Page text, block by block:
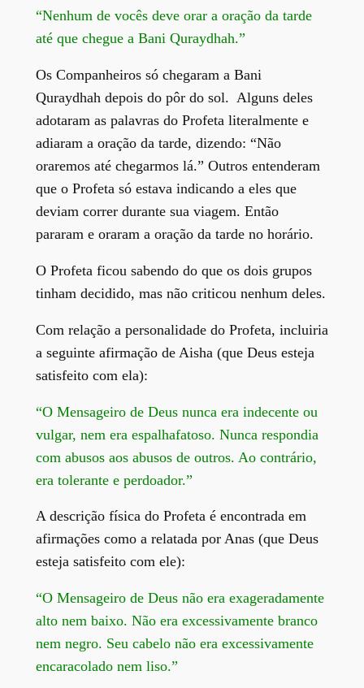
“Nenhum de vocês deve orar a oração da tarde
até que chegue a Bani Quraydhah.”
Os Companheiros só chegaram a Bani
Quraydhah depois do pôr do sol. Alguns deles
adotaram as palavras do Profeta literalmente e
adiaram a oração da tarde, dizendo: “Não
oraremos até chegarmos lá.” Outros entenderam
que o Profeta só estava indicando a eles que
deviam correr durante sua viagem. Então
pararam e oraram a oração da tarde no horário.
O Profeta ficou sabendo do que os dois grupos
tinham decidido, mas não criticou nenhum deles.
Com relação a personalidade do Profeta, incluiria
a seguinte afirmação de Aisha (que Deus esteja
satisfeito com ela):
“O Mensageiro de Deus nunca era indecente ou
vulgar, nem era espalhafatoso. Nunca respondia
com abusos aos abusos de outros. Ao contrário,
era tolerante e perdoador.”
A descrição física do Profeta é encontrada em
afirmações como a relatada por Anas (que Deus
esteja satisfeito com ele):
“O Mensageiro de Deus não era exageradamente
alto nem baixo. Não era excessivamente branco
nem negro. Seu cabelo não era excessivamente
encaracolado nem liso.”